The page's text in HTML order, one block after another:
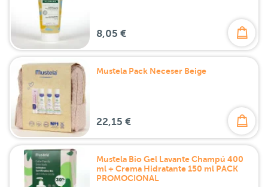
8,05 €
Mustela Pack Neceser Beige
22,15 €
Mustela Bio Gel Lavante Champú 400
ml + Crema Hidratante 150 ml PACK
PROMOCIONAL